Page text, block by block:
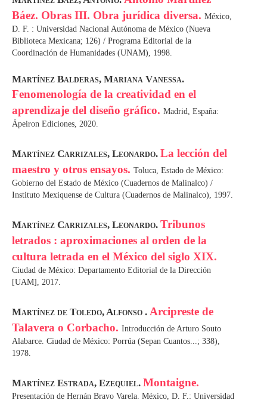
Báez. Obras III. Obra jurídica diversa. México,
D. F. : Universidad Nacional Autónoma de México (Nueva
Biblioteca Mexicana; 126) / Programa Editorial de la
Coordinación de Humanidades (UNAM), 1998.
Martínez Balderas, Mariana Vanessa.
Fenomenología de la creatividad en el
aprendizaje del diseño gráfico. Madrid, España:
Ápeiron Ediciones, 2020.
Martínez Carrizales, Leonardo. La lección del
maestro y otros ensayos. Toluca, Estado de México:
Gobierno del Estado de México (Cuadernos de Malinalco) /
Instituto Mexiquense de Cultura (Cuadernos de Malinalco), 1997.
Martínez Carrizales, Leonardo. Tribunos
letrados : aproximaciones al orden de la
cultura letrada en el México del siglo XIX.
Ciudad de México: Departamento Editorial de la Dirección
[UAM], 2017.
Martínez de Toledo, Alfonso . Arcipreste de
Talavera o Corbacho. Introducción de Arturo Souto
Alabarce. Ciudad de México: Porrúa (Sepan Cuantos...; 338),
1978.
Martínez Estrada, Ezequiel. Montaigne.
Presentación de Hernán Bravo Varela. México, D. F.: Universidad